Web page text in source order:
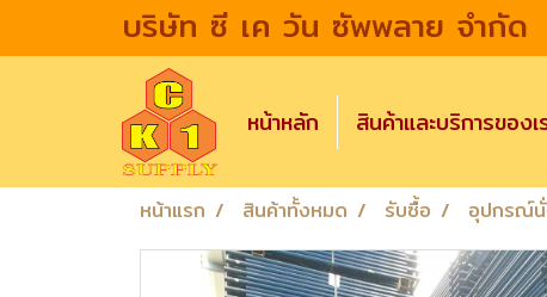
บริษัท ซี เค วัน ซัพพลาย จำกัด
หน้าหลัก สินค้าและบริการของเ
หน้าแรก สินค้าทั้งหมด รับซื้อ อุปกรณ์นั่